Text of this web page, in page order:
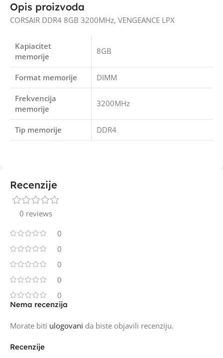
Opis proizvoda
CORSAIR DDR4 8GB 3200MHz, VENGEANCE LPX
Kapiacitet
memorije
8GB
Format memorije DIMM
Frekvencija
memorije
3200MHz
Tip memorije DDR4
Recenzije
0 reviews
0
0
0
0
0
Recenzije
Nema recenzija
Morate biti ulogovani da biste objavili recenziju.